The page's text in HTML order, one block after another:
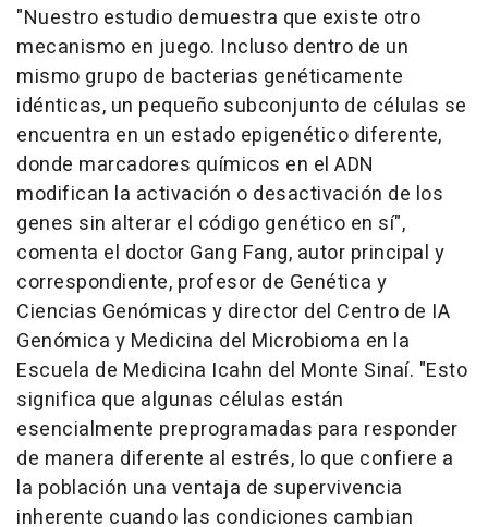
"Nuestro estudio demuestra que existe otro
mecanismo en juego. Incluso dentro de un
mismo grupo de bacterias genéticamente
idénticas, un pequeño subconjunto de células se
encuentra en un estado epigenético diferente,
donde marcadores químicos en el ADN
modifican la activación o desactivación de los
genes sin alterar el código genético en sí",
comenta el doctor Gang Fang, autor principal y
correspondiente, profesor de Genética y
Ciencias Genómicas y director del Centro de IA
Genómica y Medicina del Microbioma en la
Escuela de Medicina Icahn del Monte Sinaí. "Esto
significa que algunas células están
esencialmente preprogramadas para responder
de manera diferente al estrés, lo que confiere a
la población una ventaja de supervivencia
inherente cuando las condiciones cambian